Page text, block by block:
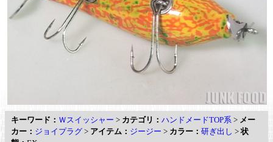
キーワード： Ｗスイッシャー > カテゴリ： ハンドメードTOP系 > メー
カー： ジョイプラグ > アイテム： ジージー > カラー： 研ぎ出し >状